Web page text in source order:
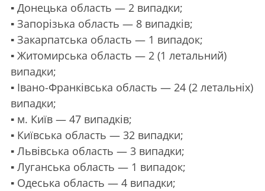
▪️ Донецька область — 2 випадки;
▪️ Запорізька область — 8 випадків;
▪️ Закарпатська область — 1 випадок;
▪️ Житомирська область — 2 (1 летальний)
випадки;
▪️ Івано-Франківська область — 24 (2 летальніх)
випадки;
▪️ м. Київ — 47 випадків;
▪️ Київська область — 32 випадки;
▪️ Львівська область — 3 випадки;
▪️ Луганська область — 1 випадок;
▪️ Одеська область — 4 випадки;